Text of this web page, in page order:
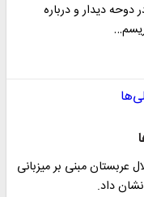
دوحه دیدار و درباره
عربستان مبنی بر میزبانی
داد.